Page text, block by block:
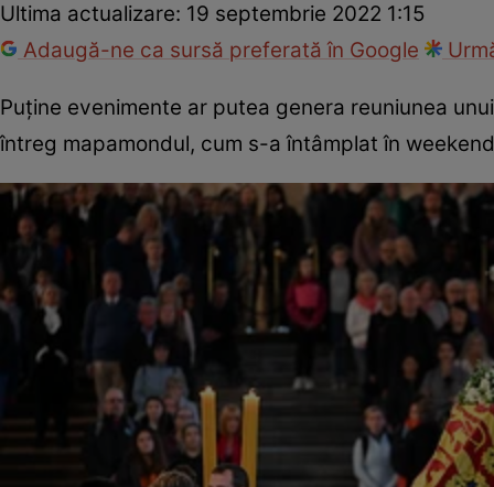
Ultima actualizare: 19 septembrie 2022 1:15
Adaugă-ne ca sursă preferată în Google
Puține evenimente ar putea genera reuniunea
întreg mapamondul, cum s-a întâmplat în